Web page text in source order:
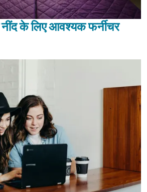
के लिए आवश्यक फर्नीचर